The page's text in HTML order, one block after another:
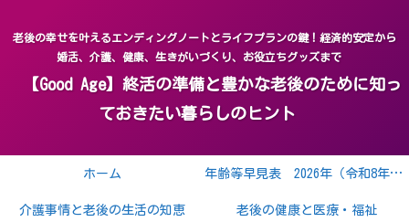
老後の幸せを叶えるエンディングノートとライフプランの鍵！経済的安定から
婚活、介護、健康、生きがいづくり、お役立ちグッズまで
【Good Age】終活の準備と豊かな老後のために知っ
ておきたい暮らしのヒント
ホーム 年齢等早見表 2026年（令和8年） 2027年（令和9年）
介護事情と老後の生活の知恵 老後の健康と医療・福祉